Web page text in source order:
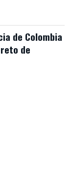
de Colombia
de